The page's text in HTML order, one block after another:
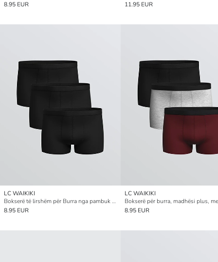
8.95 EUR
11.95 EUR
LC WAIKIKI
Bokserë të lirshëm për Burra nga pambuk elastik – Set me 3 copë
8.95 EUR
LC WAIKIKI
8.95 EUR